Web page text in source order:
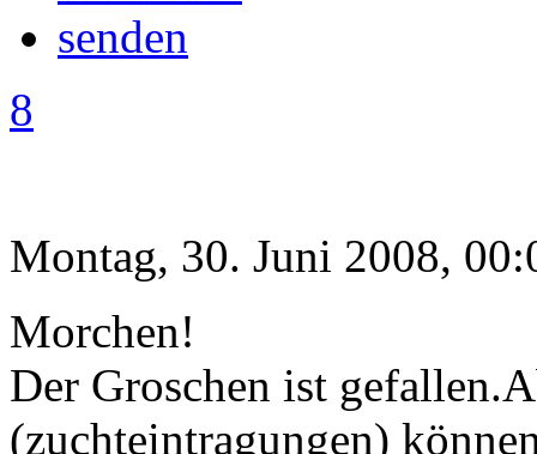
8
Montag, 30. Juni 2008,
Morchen!
Der Groschen ist
(zuchteintragungen)